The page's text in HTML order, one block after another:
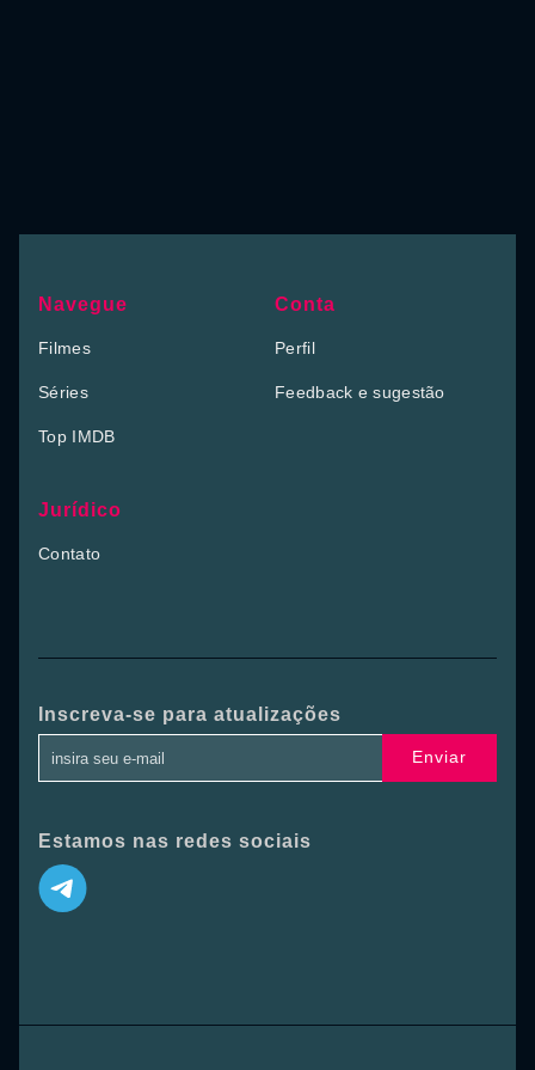
Navegue
Filmes
Séries
Top IMDB
Conta
Perfil
Feedback e sugestão
Jurídico
Contato
Inscreva-se para atualizações
Enviar
Estamos nas redes sociais